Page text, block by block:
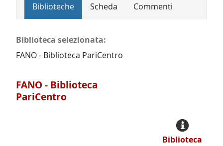
Biblioteche Scheda Commenti
Biblioteca selezionata:
FANO - Biblioteca PariCentro
FANO - Biblioteca
PariCentro
Biblioteca